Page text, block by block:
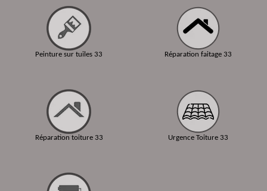
Peinture sur tuiles 33
Réparation toiture 33
Réparation faitage 33
Urgence Toiture 33